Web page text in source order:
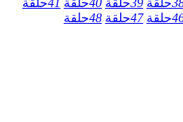
حلقة 39حلقة 40حلقة 41حلقة
حلقة 47حلقة 48حلقة